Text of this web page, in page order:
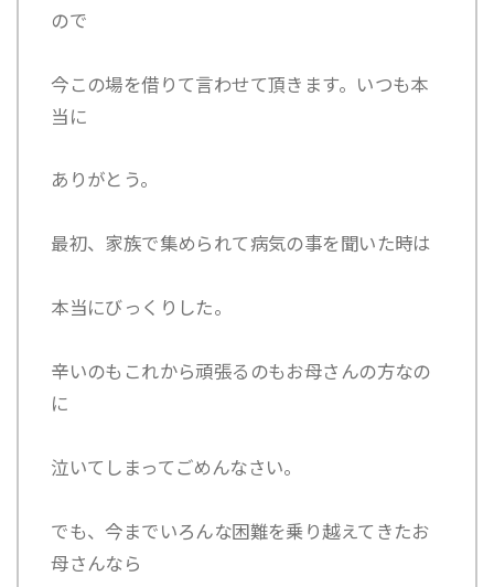
ので
今この場を借りて言わせて頂きます。いつも本
当に
ありがとう。
最初、家族で集められて病気の事を聞いた時は
本当にびっくりした。
辛いのもこれから頑張るのもお母さんの方なの
に
泣いてしまってごめんなさい。
でも、今までいろんな困難を乗り越えてきたお
母さんなら